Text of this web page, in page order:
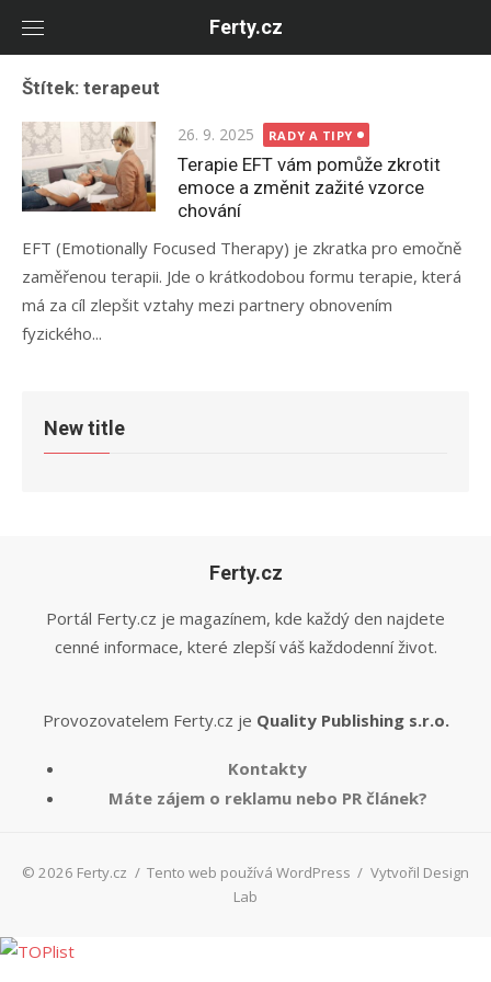
Ferty.cz
Štítek: terapeut
Posted
on
26. 9. 2025 RADY A TIPY
Terapie EFT vám pomůže zkrotit
emoce a změnit zažité vzorce
chování
EFT (Emotionally Focused Therapy) je zkratka pro emočně
zaměřenou terapii. Jde o krátkodobou formu terapie, která
má za cíl zlepšit vztahy mezi partnery obnovením
fyzického...
New title
Ferty.cz
Portál Ferty.cz je magazínem, kde každý den najdete
cenné informace, které zlepší váš každodenní život.
Provozovatelem Ferty.cz je Quality Publishing s.r.o.
Kontakty
Máte zájem o reklamu nebo PR článek?
© 2026 Ferty.cz / Tento web používá WordPress / Vytvořil Design
Lab